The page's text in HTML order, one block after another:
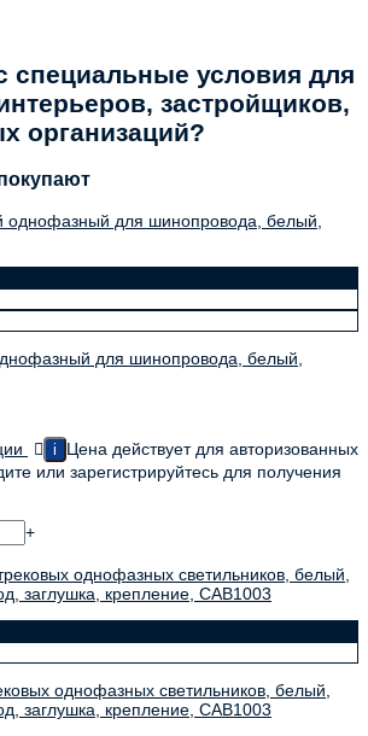
специальные условия для
застройщиков,
организаций?
для шинопровода, белый,
i
Цена действует для авторизованных
или зарегистрируйтесь для получения
+
однофазных светильников, белый,
заглушка, крепление, CAB1003